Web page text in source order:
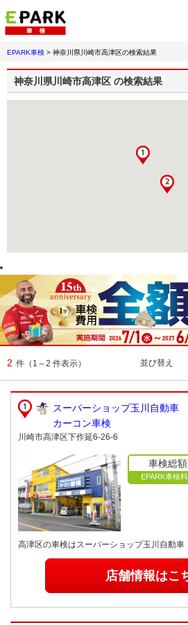
EPARK車検 > 神奈川県川崎市高津区の検索結果
神奈川県川崎市高津区 の検索結果
2 件 （1～2 件表示） 並び替え
スーパーショップ玉川自動車
カーコン車検
川崎市高津区下作延6-26-6
車検総額
EPARK車検
高津区の車検はスーパーショップ玉川自動
店舗情報はこ